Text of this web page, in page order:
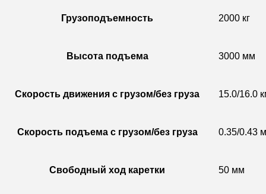
Грузоподъемность 2000 кг
Высота подъема 3000 мм
Скорость движения с грузом/без груза 15.0/16.0
Скорость подъема с грузом/без груза 0.35/0.43
Свободный ход каретки 50 мм